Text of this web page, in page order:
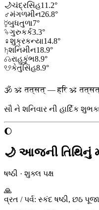
🌙ચંદ્રસિંહ11.2°
♂મંગળમીન26.8°
☿બુધતુળા7°
♃ગુરુકર્ક3.3°
♀શુક્રકન્યા14.8°
♄શનિમીન18.9°
☊રાહુકુંભ8.9°
☋કેતુસિંહ8.9°
🕉 ॐ तत्सत् — हरि ॐ
સૌ ને શનિવાર ની હાર્દિક
🌔
🌙 આજની તિથિનું
ષષ્ઠી · શુક્લ પક્ષ
🙏
વ્રત / પર્વ: સ્કંદ ષષ્ઠી, છઠ